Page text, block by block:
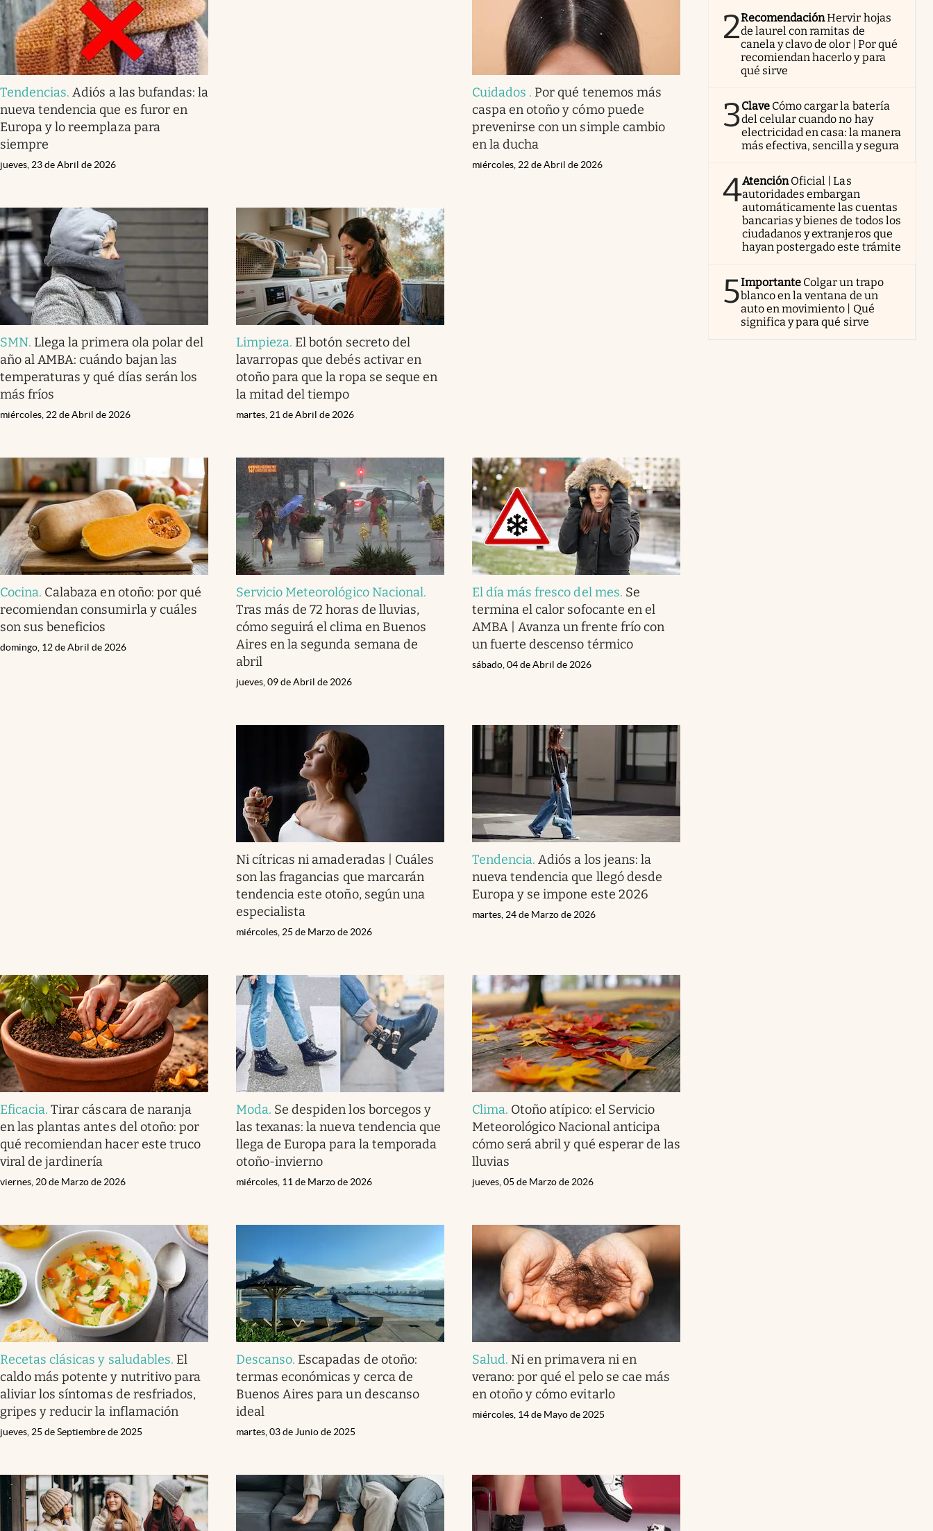
Tendencias.Adiós a las bufandas: la
nueva tendencia que es furor en
Europa y lo reemplaza para
siempre
jueves, 23 de Abril de 2026
Cuidados . Por qué tenemos más
caspa en otoño y cómo puede
prevenirse con un simple cambio
en la ducha
miércoles, 22 de Abril de 2026
SMN. Llega la primera ola polar del
año al AMBA: cuándo bajan las
temperaturas y qué días serán los
más fríos
miércoles, 22 de Abril de 2026
Limpieza. El botón secreto del
lavarropas que debés activar en
otoño para que la ropa se seque en
la mitad del tiempo
martes, 21 de Abril de 2026
Cocina. Calabaza en otoño: por qué
recomiendan consumirla y cuáles
son sus beneficios
domingo, 12 de Abril de 2026
Servicio Meteorológico Nacional.
Tras más de 72 horas de lluvias,
cómo seguirá el clima en Buenos
Aires en la segunda semana de
abril
jueves, 09 de Abril de 2026
El día más fresco del mes. Se
termina el calor sofocante en el
AMBA | Avanza un frente frío con
un fuerte descenso térmico
sábado, 04 de Abril de 2026
Ni cítricas ni amaderadas | Cuáles
son las fragancias que marcarán
tendencia este otoño, según una
especialista
miércoles, 25 de Marzo de 2026
Tendencia.Adiós a los jeans: la
nueva tendencia que llegó desde
Europa y se impone este 2026
martes, 24 de Marzo de 2026
Eficacia.Tirar cáscara de naranja
en las plantas antes del otoño: por
qué recomiendan hacer este truco
viral de jardinería
viernes, 20 de Marzo de 2026
Moda. Se despiden los borcegos y
las texanas: la nueva tendencia que
llega de Europa para la temporada
otoño-invierno
miércoles, 11 de Marzo de 2026
Clima. Otoño atípico: el Servicio
Meteorológico Nacional anticipa
cómo será abril y qué esperar de las
lluvias
jueves, 05 de Marzo de 2026
Recetas clásicas y saludables. El
caldo más potente y nutritivo para
aliviar los síntomas de resfriados,
gripes y reducir la inflamación
jueves, 25 de Septiembre de 2025
Descanso. Escapadas de otoño:
termas económicas y cerca de
Buenos Aires para un descanso
ideal
martes, 03 de Junio de 2025
Salud. Ni en primavera ni en
verano: por qué el pelo se cae más
en otoño y cómo evitarlo
miércoles, 14 de Mayo de 2025
2RecomendaciónHervir hojas
de laurel con ramitas de
canela y clavo de olor | Por qué
recomiendan hacerlo y para
qué sirve
3Clave Cómo cargar la batería
del celular cuando no hay
electricidad en casa: la manera
más efectiva, sencilla y segura
4AtenciónOficial | Las
autoridades embargan
automáticamente las cuentas
bancarias y bienes de todos los
ciudadanos y extranjeros que
hayan postergado este trámite
5Importante Colgar un trapo
blanco en la ventana de un
auto en movimiento | Qué
significa y para qué sirve